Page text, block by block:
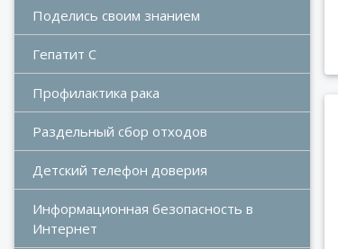
Поделись своим знанием
Гепатит С
Профилактика рака
Раздельный сбор отходов
Детский телефон доверия
Информационная безопасность в
Интернет